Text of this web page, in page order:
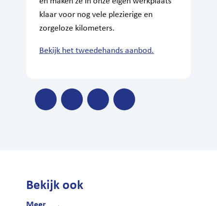
klaar voor nog vele plezierige en
zorgeloze kilometers.
Bekijk het tweedehands aanbod.
Bekijk ook